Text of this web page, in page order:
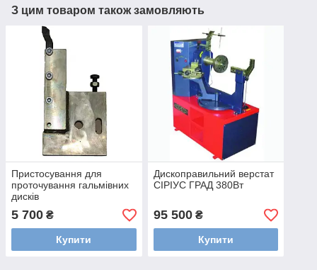
З цим товаром також замовляють
Пристосування для
проточування гальмівних
дисків
5 700 ₴
Купити
Дископравильний верстат
СІРІУС ГРАД 380Вт
95 500₴
Купити